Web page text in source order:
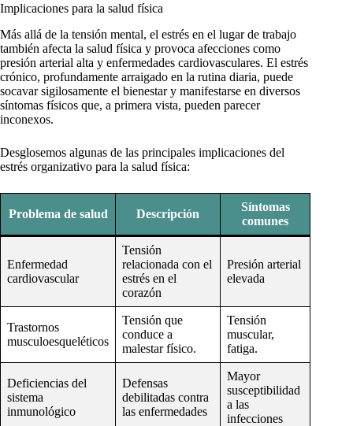
Implicaciones para la salud física
Más allá de la tensión mental, el estrés en el lugar de trabajo
también afecta la salud física y provoca afecciones como
presión arterial alta y enfermedades cardiovasculares. El estrés
crónico, profundamente arraigado en la rutina diaria, puede
socavar sigilosamente el bienestar y manifestarse en diversos
síntomas físicos que, a primera vista, pueden parecer
inconexos.
Desglosemos algunas de las principales implicaciones del
estrés organizativo para la salud física:
Problema de salud Descripción
Síntomas
comunes
Enfermedad
cardiovascular
Tensión
relacionada con el
estrés en el
corazón
Presión arterial
elevada
Trastornos
musculoesqueléticos
Tensión que
conduce a
malestar físico.
Tensión
muscular,
fatiga.
Deficiencias del
sistema
inmunológico
Defensas
debilitadas contra
las enfermedades
Mayor
susceptibilidad
a las
infecciones